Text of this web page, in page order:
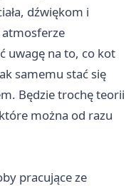
dźwiękom i
atmosferze
uwagę na to, co kot
samemu stać się
Będzie trochę teorii
można od razu
pracujące ze